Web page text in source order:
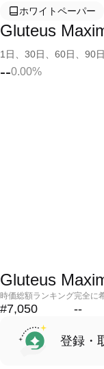
ホワイトペーパー
Gluteus
1日、30日、60日、90
--0.00%
Gluteus
時価総額ランキング
#7,050
完全に
--
登録・